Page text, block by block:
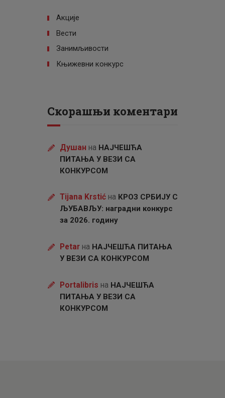
Акције
Вести
Занимљивости
Књижевни конкурс
Скорашњи коментари
Душан на НАЈЧЕШЋА
ПИТАЊА У ВЕЗИ СА
КОНКУРСОМ
Tijana Krstićна КРОЗ СРБИЈУ С
ЉУБАВЉУ: наградни конкурс
за 2026. годину
Petarна НАЈЧЕШЋА ПИТАЊА
У ВЕЗИ СА КОНКУРСОМ
Portalibris на НАЈЧЕШЋА
ПИТАЊА У ВЕЗИ СА
КОНКУРСОМ